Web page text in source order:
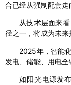
合已经从强制配套走
从技术层面来
径之一，将成为未来
2025年，智能
发电、储能、用电
如阳光电源发